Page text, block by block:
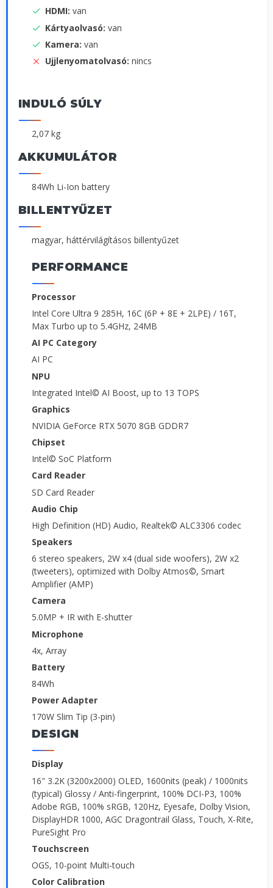
HDMI: van
Kártyaolvasó: van
Kamera: van
Ujjlenyomatolvasó: nincs
INDULÓ SÚLY
2,07 kg
AKKUMULÁTOR
84Wh Li-Ion battery
BILLENTYŰZET
magyar, háttérvilágításos billentyűzet
PERFORMANCE
Processor
Intel Core Ultra 9 285H, 16C (6P + 8E + 2LPE) / 16T,
Max Turbo up to 5.4GHz, 24MB
AI PC Category
AI PC
NPU
Integrated Intel© AI Boost, up to 13 TOPS
Graphics
NVIDIA GeForce RTX 5070 8GB GDDR7
Chipset
Intel© SoC Platform
Card Reader
SD Card Reader
Audio Chip
High Definition (HD) Audio, Realtek© ALC3306 codec
Speakers
6 stereo speakers, 2W x4 (dual side woofers), 2W x2
(tweeters), optimized with Dolby Atmos©, Smart
Amplifier (AMP)
Camera
5.0MP + IR with E-shutter
Microphone
4x, Array
Battery
84Wh
Power Adapter
170W Slim Tip (3-pin)
DESIGN
Display
16" 3.2K (3200x2000) OLED, 1600nits (peak) / 1000nits
(typical) Glossy / Anti-fingerprint, 100% DCI-P3, 100%
Adobe RGB, 100% sRGB, 120Hz, Eyesafe, Dolby Vision,
DisplayHDR 1000, AGC Dragontrail Glass, Touch, X-Rite,
PureSight Pro
Touchscreen
OGS, 10-point Multi-touch
Color Calibration